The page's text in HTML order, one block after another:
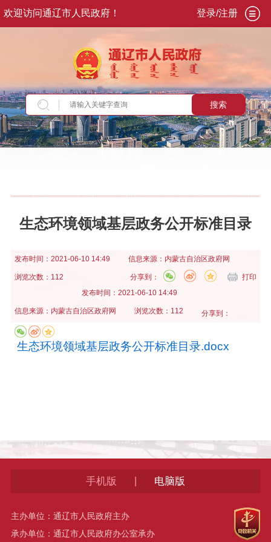
欢迎访问通辽市人民政府！ 登录/注册
搜索
当前位置：首页>政务公开>政府信息公开>法
策
生态环境领域基层政务公开标准目录
发布时间： 2021-06-10 14:49 信息来源： 内蒙古自治区政府网
浏览次数：112 打印
分享到：
发布时间： 2021-06-10 14:49
信息来源： 内蒙古自治区政府网 浏览次数：112 分享到：
生态环境领域基层政务公开标准目录.docx
手机版 电脑版
主办单位：通辽市人民政府主办
承办单位：通辽市人民政府办公室承办